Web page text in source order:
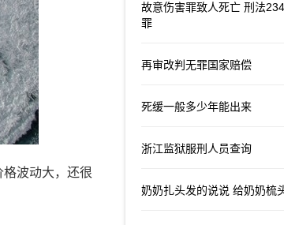
波动大，还很
故意伤害罪致人死亡 刑法
罪
再审改判无罪国家赔偿
死缓一般多少年能出来
浙江监狱服刑人员查询
奶奶扎头发的说说 给奶奶梳